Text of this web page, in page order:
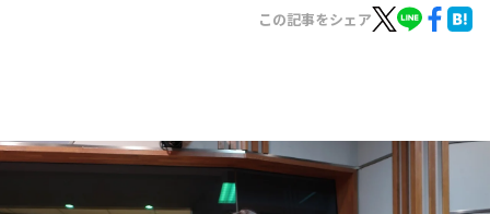
会社情報
この記事をシェア